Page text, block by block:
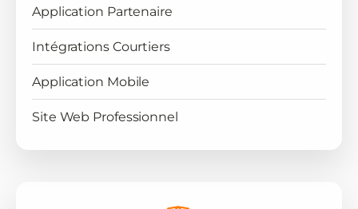
Application Partenaire
Intégrations Courtiers
Application Mobile
Site Web Professionnel